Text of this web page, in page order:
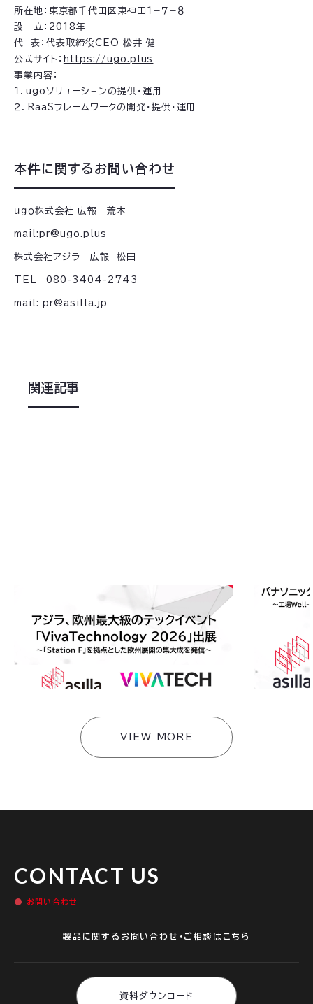
所在地：東京都千代田区東神田１−７−８
設 立：2018年
代 表：代表取締役CEO 松井 健
公式サイト： https://ugo.plus
事業内容：
１．ugoソリューションの提供・運用
２．RaaSフレームワークの開発・提供・運用
本件に関するお問い合わせ
ｕｇｏ株式会社 広報 荒木
mail:pr@ugo.plus
株式会社アジラ 広報 松田
TEL 080-3404-2743
mail: pr@asilla.jp
関連記事
アジラ、欧州最大級のテックイベント「VivaTechn
ology 2026」に出展〜東京都「Viva Tech 20
26出展プログラム」採択企業として「Station F」
を拠点とした欧州展開の集大成を発信〜
イベント
2026.03 .
に登壇 〜
た共同開発
イベント
VIEW MORE
CONTACT US
お問い合わせ
製品に関するお問い合わせ・ご相談はこちら
資料ダウンロード